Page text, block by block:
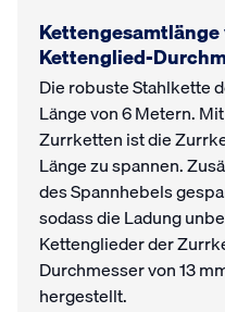
Kettenglied-
Die robuste Stahlkette
Länge von 6 Metern.
Zurrketten ist die
Länge zu spannen.
des Spannhebels
sodass die Ladung
Kettenglieder der
Durchmesser von 13
hergestellt.